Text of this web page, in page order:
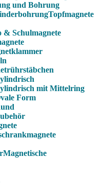
und Bohrung
Topfmagnete
& Schulmagnete
mit Mittelring
Form
Magnetische